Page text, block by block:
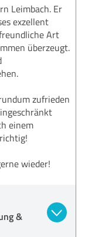
Leimbach. Er
exzellent
Art
überzeugt.
zufrieden
einem
wieder!
&